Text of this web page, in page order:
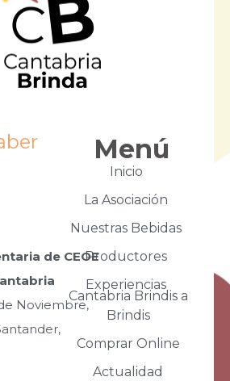
de CEOE
Noviembre,
Menú
Inicio
La Asociación
Nuestras Bebidas
Productores
Experiencias
Cantabria Brindis a
Brindis
Comprar Online
Actualidad